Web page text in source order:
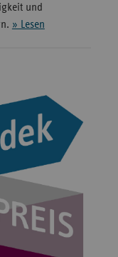
und
» Lesen